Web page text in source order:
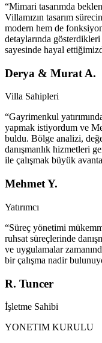
“Mimari tasarımda
Villamızın tasarım
modern hem de
detaylarında
sayesinde hayal
Derya & Murat A.
Villa Sahipleri
“Gayrimenkul
yapmak istiyordum ve
buldu. Bölge analizi,
danışmanlık hizmetleri
ile çalışmak büyük
Mehmet Y.
Yatırımcı
“Süreç yönetimi
ruhsat süreçlerinde
ve uygulamalar
bir çalışma nadir
R. Tuncer
İşletme Sahibi
YONETIM KURULU